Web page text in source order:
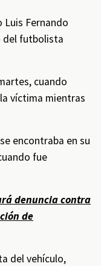
Luis Fernando
del futbolista
cuando
víctima mientras
encontraba en su
fue
denuncia contra
de
del vehículo,